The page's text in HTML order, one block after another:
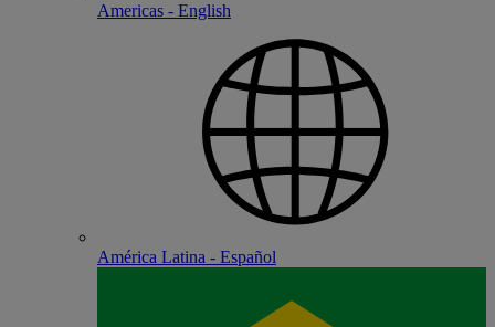
Americas - English
América Latina - Español